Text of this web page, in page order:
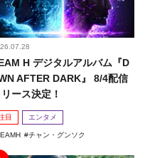
H デジタルアルバム『D
AFTER DARK』 8/4配信
リース決定！
目 エンタメ
チャン・グンソク